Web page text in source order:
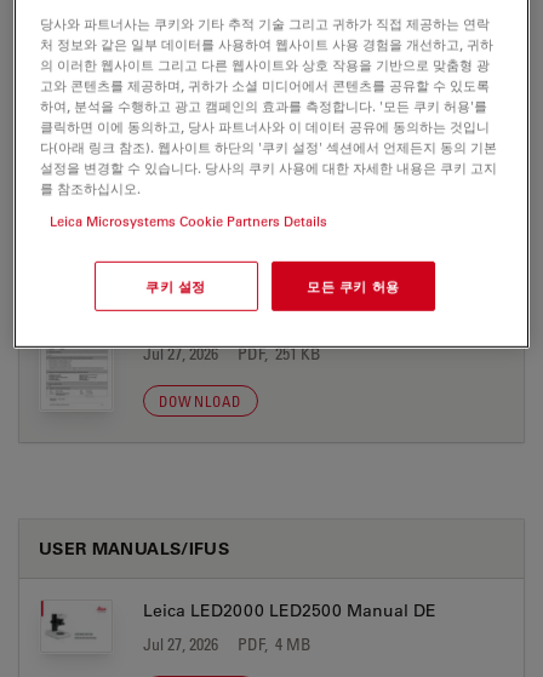
Jul 27, 2026 PDF, 268 KB
DOWNLOAD
NRTL Certificate LED2000 and LED2500
Jul 27, 2026 PDF, 251 KB
DOWNLOAD
USER MANUALS/IFUS
Leica LED2000 LED2500 Manual DE
Jul 27, 2026 PDF, 4 MB
당사와 파트너사는 쿠키와 기타 추적 기술 그리고 귀하가 직접 제공하는 연락
처 정보와 같은 일부 데이터를 사용하여 웹사이트 사용 경험을 개선하고, 귀하
의 이러한 웹사이트 그리고 다른 웹사이트와 상호 작용을 기반으로 맞춤형 광
고와 콘텐츠를 제공하며, 귀하가 소셜 미디어에서 콘텐츠를 공유할 수 있도록
하여, 분석을 수행하고 광고 캠페인의 효과를 측정합니다. '모든 쿠키 허용'를
클릭하면 이에 동의하고, 당사 파트너사와 이 데이터 공유에 동의하는 것입니
다(아래 링크 참조). 웹사이트 하단의 '쿠키 설정' 섹션에서 언제든지 동의 기본
설정을 변경할 수 있습니다. 당사의 쿠키 사용에 대한 자세한 내용은 쿠키 고지
를 참조하십시오.
Leica Microsystems Cookie Partners Details
쿠키 설정 모든 쿠키 허용